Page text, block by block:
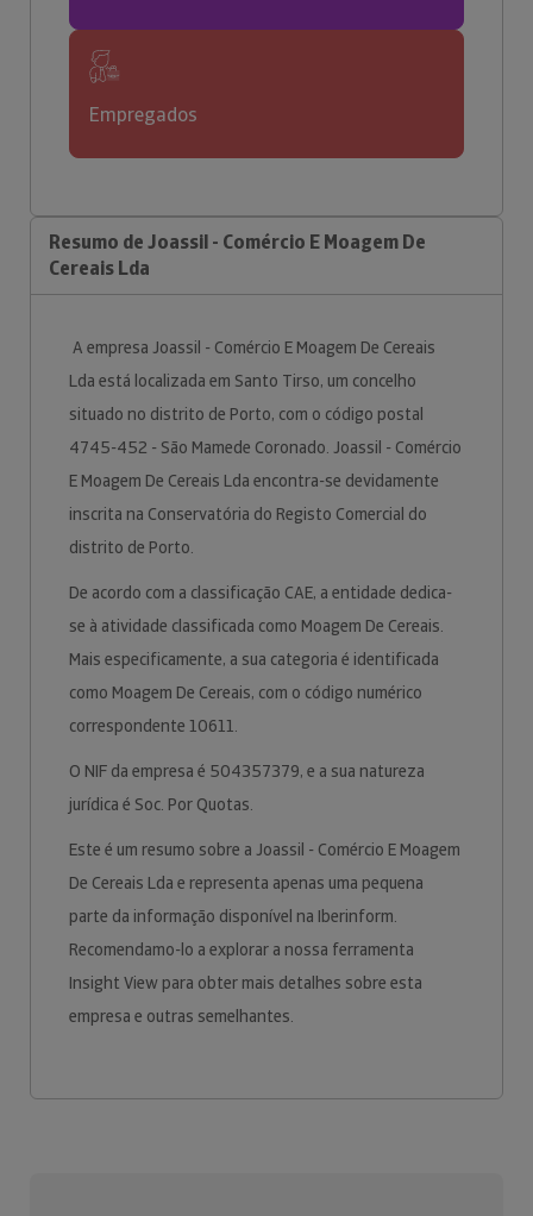
Empregados
Resumo de Joassil - Comércio E Moagem De
Cereais Lda
A empresa Joassil - Comércio E Moagem De Cereais
Lda está localizada em Santo Tirso, um concelho
situado no distrito de Porto, com o código postal
4745-452 - São Mamede Coronado. Joassil - Comércio
E Moagem De Cereais Lda encontra-se devidamente
inscrita na Conservatória do Registo Comercial do
distrito de Porto.
De acordo com a classificação CAE, a entidade dedica-
se à atividade classificada como Moagem De Cereais.
Mais especificamente, a sua categoria é identificada
como Moagem De Cereais, com o código numérico
correspondente 10611.
O NIF da empresa é 504357379, e a sua natureza
jurídica é Soc. Por Quotas.
Este é um resumo sobre a Joassil - Comércio E Moagem
De Cereais Lda e representa apenas uma pequena
parte da informação disponível na Iberinform.
Recomendamo-lo a explorar a nossa ferramenta
Insight View para obter mais detalhes sobre esta
empresa e outras semelhantes.